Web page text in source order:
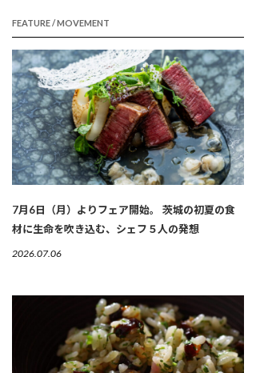
FEATURE / MOVEMENT
7月6日（月）よりフェア開始。 茨城の初夏の食
材に生命を吹き込む、シェフ５人の発想
2026.07.06